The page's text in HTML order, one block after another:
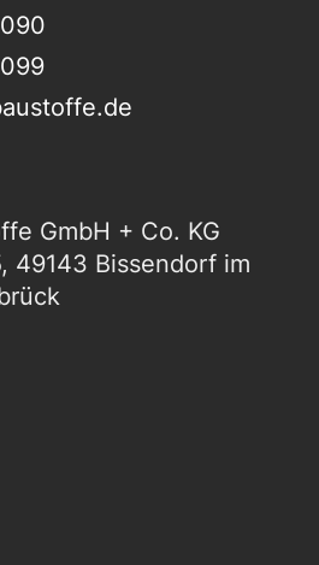
GmbH + Co. KG
49143 Bissendorf im